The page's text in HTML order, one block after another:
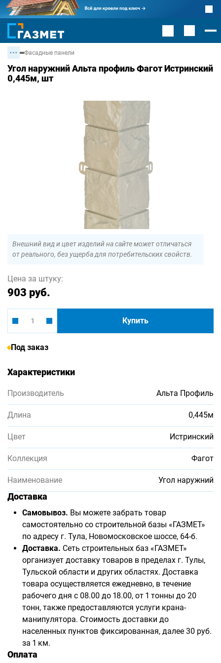
Фасадные панели
Угол наружний Альта профиль Фагот Истринский
0,445м, шт
Внешний вид и цвет изделий на сайте может отличаться
от реального, без ущерба для потребительских свойств.
Цена за штуку:
903 руб.
Купить
Под заказ
Характеристики
Производитель Альта Профиль
Длина 0,445м
Цвет Истринский
Коллекция Фагот
Наименование Угол наружний
Доставка
Самовывоз. Вы можете забрать товар
самостоятельно со строительной базы «ГАЗМЕТ»
по адресу г. Тула, Новомосковское шоссе, 64-б.
Доставка. Сеть строительных баз «ГАЗМЕТ»
организует доставку товаров в пределах г. Тулы,
Тульской области и других областях. Доставка
товара осуществляется ежедневно, в течение
рабочего дня с 08.00 до 18.00, от 1 тонны до 20
тонн, также предоставляются услуги крана-
манипулятора. Стоимость доставки до
населенных пунктов фиксированная, далее 30 руб.
за 1 км.
Оплата